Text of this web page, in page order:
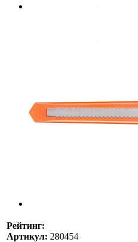
Рейтинг:
Артикул: 280454